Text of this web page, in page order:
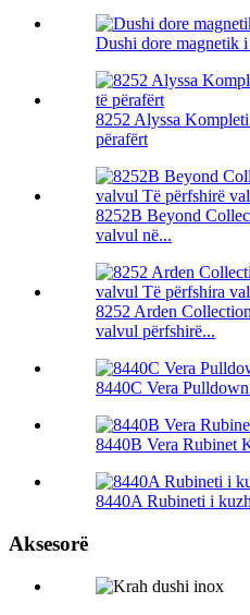
Dushi dore magnetik i
8252 Alyssa
përafërt
8252B Beyond
valvul në...
8252 Arden
valvul përfshirë...
8440C Vera
8440B Vera Rubinet
8440A Rubineti i
Aksesorë